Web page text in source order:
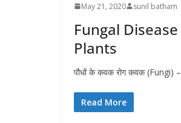
May 21, 2020 sunil batham
Fungal
Plants
पौधों के कवक रोग कवक (Fungi)
Read More